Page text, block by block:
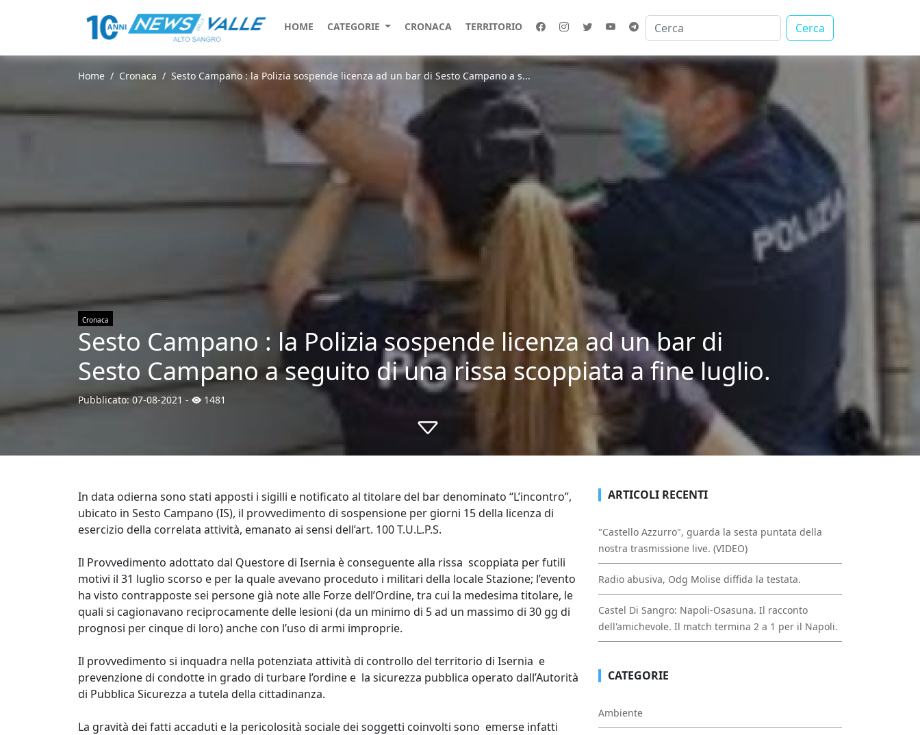
HOME CATEGORIE CRONACA TERRITORIO Cerca
Home Cronaca Sesto Campano : la Polizia sospende licenza ad un bar di Sesto Campano a s...
Cronaca
Sesto Campano : la Polizia sospende licenza ad un bar di
Sesto Campano a seguito di una rissa scoppiata a fine luglio.
Pubblicato:07-08-2021 - 1481
In data odierna sono stati apposti i sigilli e notificato al titolare del bar denominato “L’incontro”,
ubicato in Sesto Campano (IS), il provvedimento di sospensione per giorni 15 della licenza di
esercizio della correlata attività, emanato ai sensi dell’art. 100 T.U.L.P.S.
Il Provvedimento adottato dal Questore di Isernia è conseguente alla rissa scoppiata per futili
motivi il 31 luglio scorso e per la quale avevano proceduto i militari della locale Stazione; l’evento
ha visto contrapposte sei persone già note alle Forze dell’Ordine, tra cui la medesima titolare, le
quali si cagionavano reciprocamente delle lesioni (da un minimo di 5 ad un massimo di 30 gg di
prognosi per cinque di loro) anche con l’uso di armi improprie.
Il provvedimento si inquadra nella potenziata attività di controllo del territorio di Isernia e
prevenzione di condotte in grado di turbare l’ordine e la sicurezza pubblica operato dall’Autorità
di Pubblica Sicurezza a tutela della cittadinanza.
La gravità dei fatti accaduti e la pericolosità sociale dei soggetti coinvolti sono emerse infatti
ARTICOLI RECENTI
"Castello Azzurro", guarda la sesta puntata della
nostra trasmissione live. (VIDEO)
Radio abusiva, Odg Molise diffida la testata.
Castel Di Sangro: Napoli-Osasuna. Il racconto
dell'amichevole. Il match termina 2 a 1 per il Napoli.
CATEGORIE
Ambiente